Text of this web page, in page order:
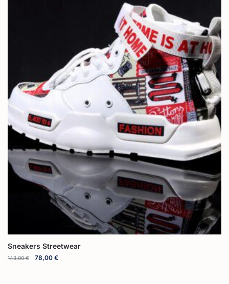
Sneakers Streetwear
143,00€ 78,00 €